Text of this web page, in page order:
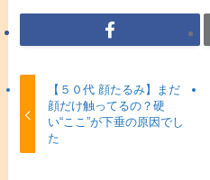
【５０代 顔たるみ】まだ
顔だけ触ってるの？硬
い“ここ”が下垂の原因でし
た